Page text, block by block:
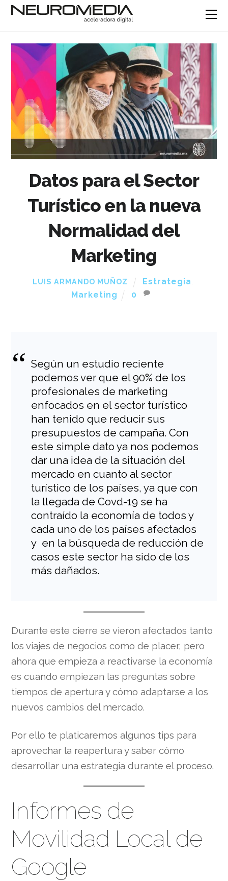
Datos para el Sector
Turístico en la nueva
Normalidad del
Marketing
LUIS ARMANDO MUÑOZ Estrategia
Marketing
0
Según un estudio reciente
podemos ver que el 90% de los
profesionales de marketing
enfocados en el sector turístico
han tenido que reducir sus
presupuestos de campaña. Con
este simple dato ya nos podemos
dar una idea de la situación del
mercado en cuanto al sector
turístico de los países, ya que con
la llegada de Covd-19 se ha
contraído la economía de todos y
cada uno de los países afectados
y en la búsqueda de reducción de
casos este sector ha sido de los
más dañados.
Durante este cierre se vieron afectados tanto
los viajes de negocios como de placer, pero
ahora que empieza a reactivarse la economía
es cuando empiezan las preguntas sobre
tiempos de apertura y cómo adaptarse a los
nuevos cambios del mercado.
Por ello te platicaremos algunos tips para
aprovechar la reapertura y saber cómo
desarrollar una estrategia durante el proceso.
Informes de
Movilidad Local de
Google